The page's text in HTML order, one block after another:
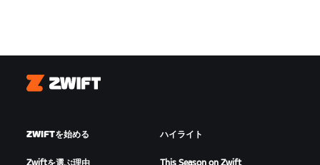
Zwift
ZWIFTを始める ハイライト